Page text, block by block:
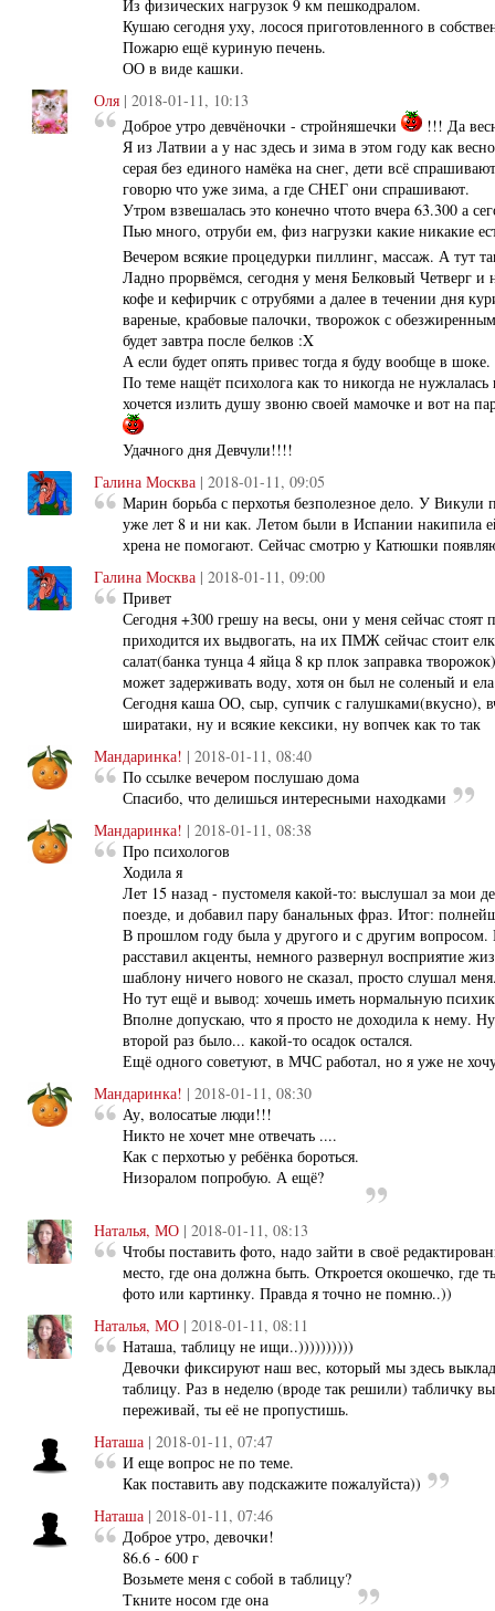
Из физических нагрузок 9 км пешкодралом.
Кушаю сегодня уху, лосося приготовленного в
Пожарю ещё куриную печень.
ОО в виде кашки.
Оля | 2018-01-11, 10:13
Доброе утро девчёночки - стройняшечки
!!! Да
Я из Латвии а у нас здесь и зима в этом году как
серая без единого намёка на снег, дети всё
говорю что уже зима, а где СНЕГ они спрашивают.
Утром взвешалась это конечно чтото вчера 63.300 а
Пью много, отруби ем, физ нагрузки какие никакие
Вечером всякие процедурки пиллинг, массаж. А тут
Ладно прорвёмся, сегодня у меня Белковый Четверг и
кофе и кефирчик с отрубями а далее в течении дня
вареные, крабовые палочки, творожок с
будет завтра после белков :X
А если будет опять привес тогда я буду вообще в шоке.
По теме нащёт психолога как то никогда не нужлалась
хочется излить душу звоню своей мамочке и вот на
Удачного дня Девчули!!!!
Галина Москва | 2018-01-11, 09:05
Марин борьба с перхотья безполезное дело. У Викули
уже лет 8 и ни как. Летом были в Испании накипила
хрена не помогают. Сейчас смотрю у Катюшки
Галина Москва | 2018-01-11, 09:00
Привет
Сегодня +300 грешу на весы, они у меня сейчас
приходится их выдвогать, на их ПМЖ сейчас стоит
салат(банка тунца 4 яйца 8 кр плок заправка
может задерживать воду, хотя он был не соленый и
Сегодня каша ОО, сыр, супчик с галушками(вкусно),
ширатаки, ну и всякие кексики, ну вопчек как то так
Мандаринка! | 2018-01-11, 08:40
По ссылке вечером послушаю дома
Спасибо, что делишься интересными находками
Мандаринка! | 2018-01-11, 08:38
Про психологов
Ходила я
Лет 15 назад - пустомеля какой-то: выслушал за мои
поезде, и добавил пару банальных фраз. Итог:
В прошлом году была у другого и с другим вопросом.
расставил акценты, немного развернул восприятие
шаблону ничего нового не сказал, просто слушал
Но тут ещё и вывод: хочешь иметь нормальную
Вполне допускаю, что я просто не доходила к нему.
второй раз было... какой-то осадок остался.
Ещё одного советуют, в МЧС работал, но я уже не
Мандаринка! | 2018-01-11, 08:30
Ау, волосатые люди!!!
Никто не хочет мне отвечать ....
Как с перхотью у ребёнка бороться.
Низоралом попробую. А ещё?
Наталья, МО | 2018-01-11, 08:13
Чтобы поставить фото, надо зайти в своё
место, где она должна быть. Откроется окошечко, где
фото или картинку. Правда я точно не помню..))
Наталья, МО | 2018-01-11, 08:11
Наташа, таблицу не ищи..))))))))))
Девочки фиксируют наш вес, который мы здесь
таблицу. Раз в неделю (вроде так решили) табличку
переживай, ты её не пропустишь.
Наташа | 2018-01-11, 07:47
И еще вопрос не по теме.
Как поставить аву подскажите пожалуйста))
Наташа | 2018-01-11, 07:46
Доброе утро, девочки!
86.6 - 600 г
Возьмете меня с собой в таблицу?
Ткните носом где она